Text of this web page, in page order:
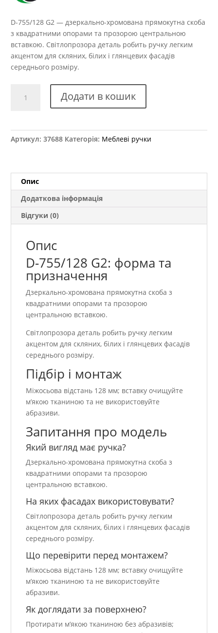
D-755/128 G2 — дзеркально-хромована прямокутна скоба
з квадратними опорами та прозорою центральною
вставкою. Світлопрозора деталь робить ручку легким
акцентом для скляних, білих і глянцевих фасадів
середнього розміру.
меблева
кількість
Додати в кошик
Артикул:37688 Категорія: Меблеві ручки
Опис
Додаткова інформація
Відгуки (0)
Опис
D-755/128 G2: форма та
призначення
Дзеркально-хромована прямокутна скоба з
квадратними опорами та прозорою
центральною вставкою.
Світлопрозора деталь робить ручку легким
акцентом для скляних, білих і глянцевих фасадів
середнього розміру.
Підбір і монтаж
Міжосьова відстань 128 мм; вставку очищуйте
м’якою тканиною та не використовуйте
абразиви.
Запитання про модель
Який вигляд має ручка?
Дзеркально-хромована прямокутна скоба з
квадратними опорами та прозорою
центральною вставкою.
На яких фасадах використовувати?
Світлопрозора деталь робить ручку легким
акцентом для скляних, білих і глянцевих фасадів
середнього розміру.
Що перевірити перед монтажем?
Міжосьова відстань 128 мм; вставку очищуйте
м’якою тканиною та не використовуйте
абразиви.
Як доглядати за поверхнею?
Протирати м’якою тканиною без абразивів;